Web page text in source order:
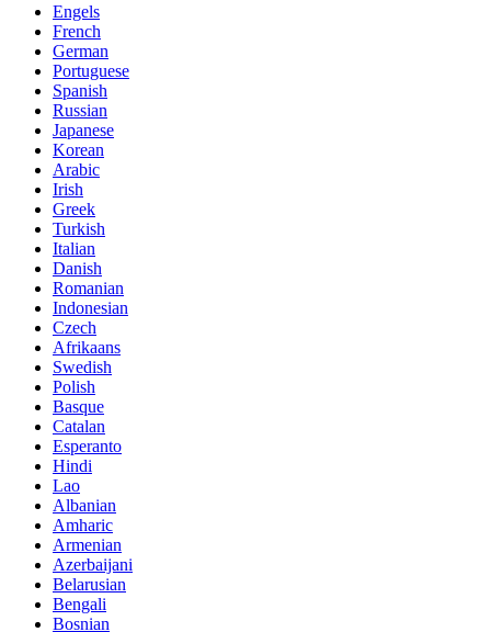
Engels
French
German
Portuguese
Spanish
Russian
Japanese
Korean
Arabic
Irish
Greek
Turkish
Italian
Danish
Romanian
Indonesian
Czech
Afrikaans
Swedish
Polish
Basque
Catalan
Esperanto
Hindi
Lao
Albanian
Amharic
Armenian
Azerbaijani
Belarusian
Bengali
Bosnian